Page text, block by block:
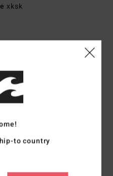
xksk
Transparenz
to country